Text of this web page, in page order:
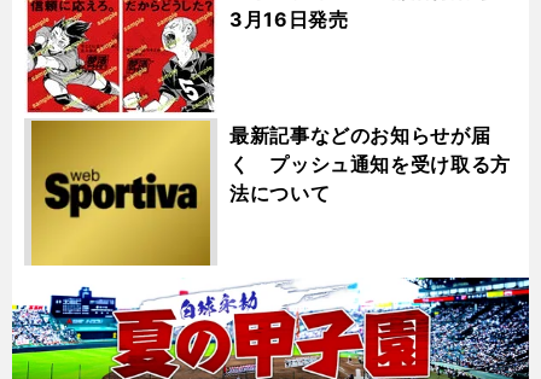
3月16日発売
最新記事などのお知らせが届
く プッシュ通知を受け取る方
法について